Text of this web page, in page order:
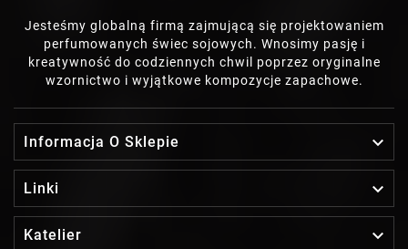
Jesteśmy globalną firmą zajmującą się projektowaniem
perfumowanych świec sojowych. Wnosimy pasję i
kreatywność do codziennych chwil poprzez oryginalne
wzornictwo i wyjątkowe kompozycje zapachowe.
Informacja O Sklepie 
Linki 
Katelier 